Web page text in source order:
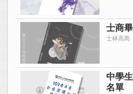
士商
士林高商
中學
名單